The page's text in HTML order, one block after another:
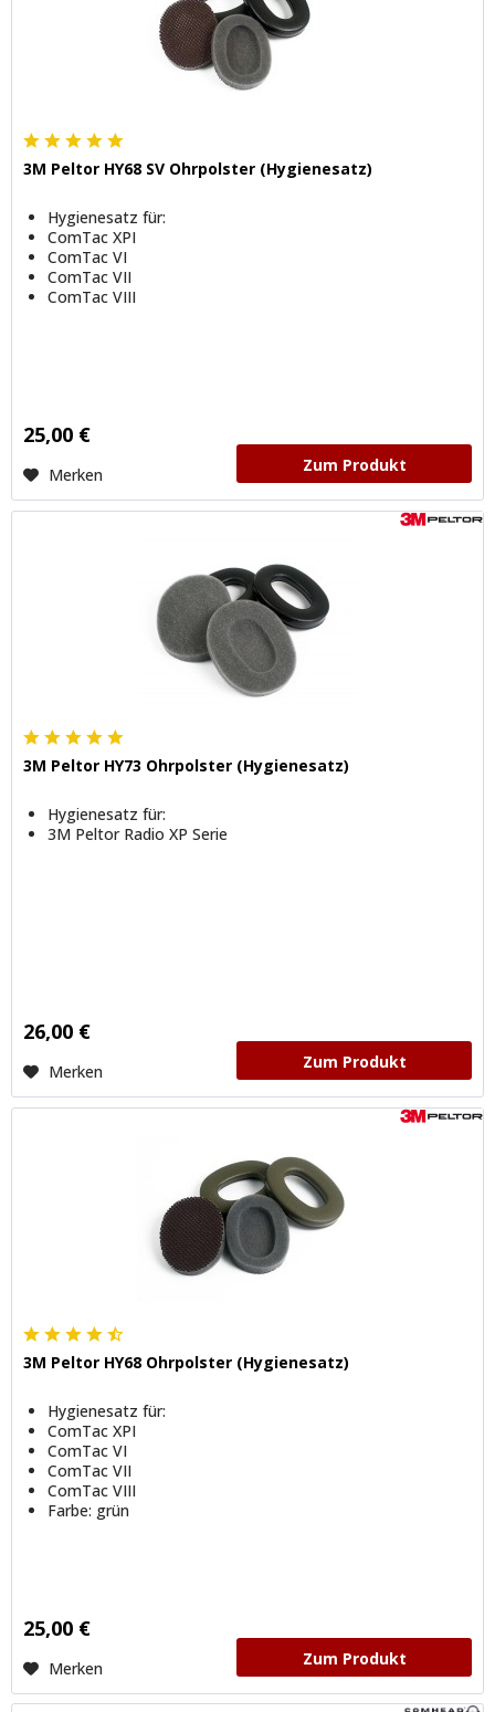
3M Peltor HY68 SV Ohrpolster (Hygienesatz)
Hygienesatz für:
ComTac XPI
ComTac VI
ComTac VII
ComTac VIII
25,00 €
Merken Zum Produkt
3M Peltor HY73 Ohrpolster (Hygienesatz)
Hygienesatz für:
3M Peltor Radio XP Serie
26,00 €
Merken Zum Produkt
3M Peltor HY68 Ohrpolster (Hygienesatz)
Hygienesatz für:
ComTac XPI
ComTac VI
ComTac VII
ComTac VIII
Farbe: grün
25,00 €
Merken Zum Produkt